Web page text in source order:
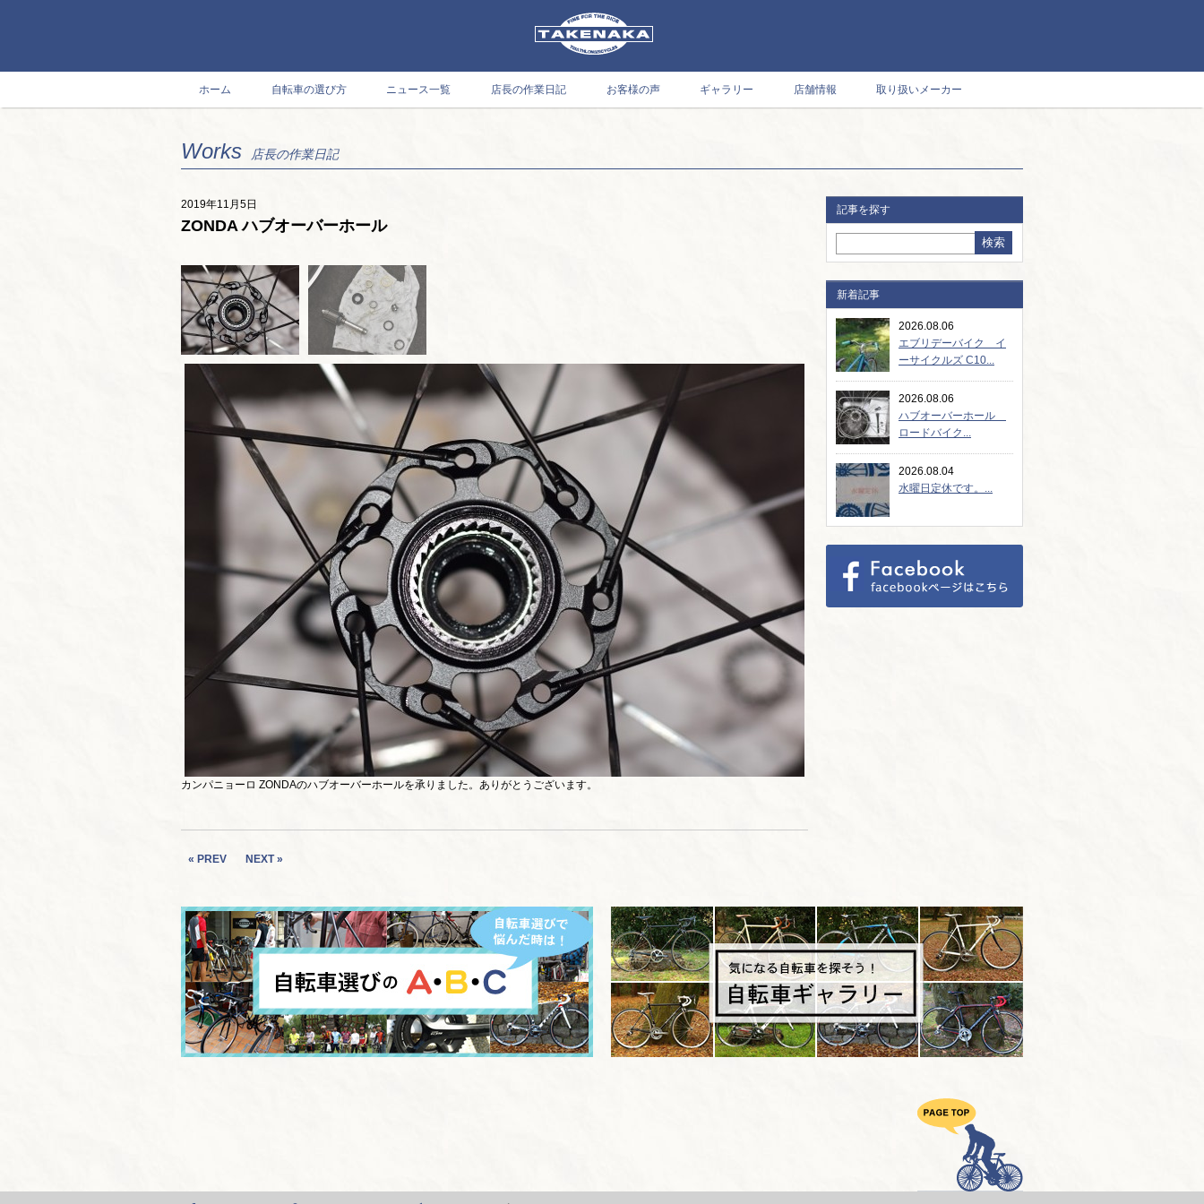
ホーム 自転車の選び方 ニュース一覧 店長の作業日記 お客様の声 ギャラリー 店舗情報 取り扱いメーカー
Works 店長の作業日記
2019年11月5日
ZONDA ハブオーバーホール
カンパニョーロ ZONDAのハブオーバーホールを承りました。ありがとうございます。
« PREV NEXT »
記事を探す
新着記事
2026.08.06
エブリデーバイク イ
ーサイクルズ C10...
2026.08.06
ハブオーバーホール
ロードバイク...
2026.08.04
水曜日定休です。...